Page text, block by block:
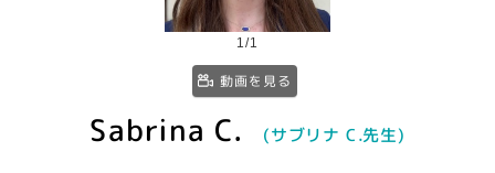
1/1
動画を見る
Sabrina C. (サブリナ C.先生)